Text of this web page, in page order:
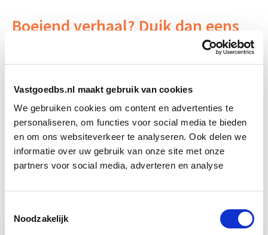
Vastgoedbs.nl maakt gebruik van cookies
We gebruiken cookies om content en advertenties te
personaliseren, om functies voor social media te bieden
en om ons websiteverkeer te analyseren. Ook delen we
informatie over uw gebruik van onze site met onze
partners voor social media, adverteren en analyse
Noodzakelijk
Boeiend verhaal? Duik dan eens
Huurrecht Woonruimte Start wo 12 mei
Aankoop en Verkoop van
Vastgoed
apr